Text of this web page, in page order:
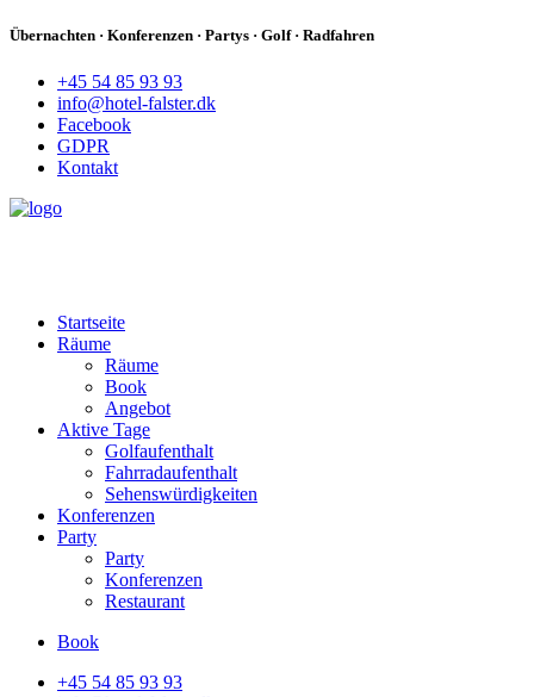
Übernachten · Konferenzen · Partys · Golf · Radfahren
+45 54 85 93 93
info@hotel-falster.dk
Facebook
GDPR
Kontakt
Startseite
Räume
Räume
Book
Angebot
Aktive Tage
Golfaufenthalt
Fahrradaufenthalt
Sehenswürdigkeiten
Konferenzen
Party
Party
Konferenzen
Restaurant
Book
+45 54 85 93 93